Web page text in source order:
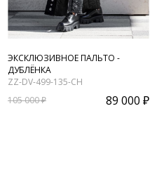
ЭКСКЛЮЗИВНОЕ ПАЛЬТО -
ДУБЛЁНКА
ZZ-DV-499-135-CH
105 000 ₽
89 000 ₽